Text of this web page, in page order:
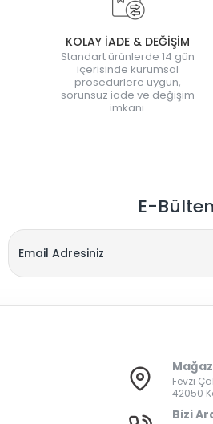
KOLAY İADE & DEĞİŞİM
Standart ürünlerde 14 gün
içerisinde kurumsal
prosedürlere uygun,
sorunsuz iade ve değişim
imkanı.
E-Bülten
Fevzi
42050
Bizi